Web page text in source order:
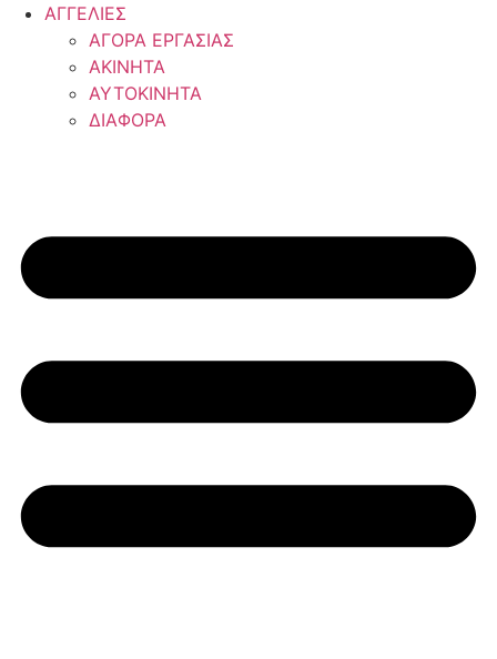
ΑΓΓΕΛΙΕΣ
ΑΓΟΡΑ ΕΡΓΑΣΙΑΣ
ΑΚΙΝΗΤΑ
ΑΥΤΟΚΙΝΗΤΑ
ΔΙΑΦΟΡΑ